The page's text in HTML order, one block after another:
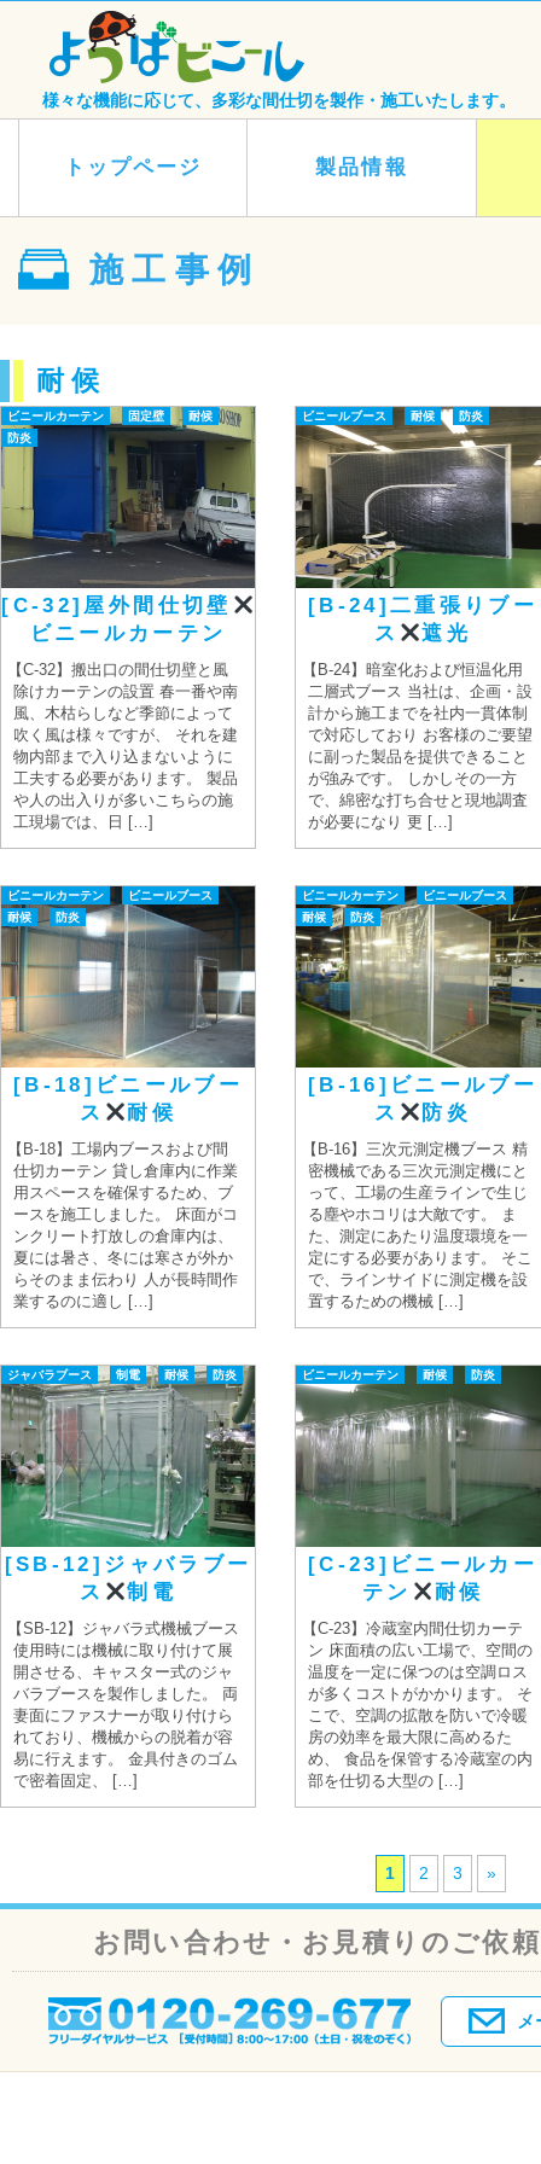
様々な機能に応じて、多彩な間仕切を製作・施工いたします。
トップページ 製品情報
施工事例
耐候
ビニールカーテン 固定壁
耐候
防炎
[C-32]屋外間仕切壁
ビニールカーテン
【C-32】搬出口の間仕切壁と風
除けカーテンの設置 春一番や南
風、木枯らしなど季節によって
吹く風は様々ですが、 それを建
物内部まで入り込まないように
工夫する必要があります。 製品
や人の出入りが多いこちらの施
工現場では、日 […]
ビニールブース 耐候 防炎
[B-24]二重張りブー
ス
遮光
【B-24】暗室化および恒温化用
二層式ブース 当社は、企画・設
計から施工までを社内一貫体制
で対応しており お客様のご要望
に副った製品を提供できること
が強みです。 しかしその一方
で、綿密な打ち合せと現地調査
が必要になり 更 […]
ビニールカーテン
ビニールブース
耐候
防炎
[B-18]ビニールブー
ス
耐候
【B-18】工場内ブースおよび間
仕切カーテン 貸し倉庫内に作業
用スペースを確保するため、ブ
ースを施工しました。 床面がコ
ンクリート打放しの倉庫内は、
夏には暑さ、冬には寒さが外か
らそのまま伝わり 人が長時間作
業するのに適し […]
ビニールカーテン
ビニールブース
耐候
防炎
[B-16]ビニールブー
ス
防炎
【B-16】三次元測定機ブース 精
密機械である三次元測定機にと
って、工場の生産ラインで生じ
る塵やホコリは大敵です。 ま
た、測定にあたり温度環境を一
定にする必要があります。 そこ
で、ラインサイドに測定機を設
置するための機械 […]
ジャバラブース 制電 耐候 防炎
[SB-12]ジャバラブー
ス
制電
【SB-12】ジャバラ式機械ブース
使用時には機械に取り付けて展
開させる、キャスター式のジャ
バラブースを製作しました。 両
妻面にファスナーが取り付けら
れており、機械からの脱着が容
易に行えます。 金具付きのゴム
で密着固定、 […]
ビニールカーテン 耐候 防炎
[C-23]ビニールカー
テン
耐候
【C-23】冷蔵室内間仕切カーテ
ン 床面積の広い工場で、空間の
温度を一定に保つのは空調ロス
が多くコストがかかります。 そ
こで、空調の拡散を防いで冷暖
房の効率を最大限に高めるた
め、 食品を保管する冷蔵室の内
部を仕切る大型の […]
1 2 3 »
お問い合わせ・お見積りのご依